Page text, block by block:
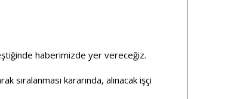
haberimizde yer vereceğiz.
sıralanması kararında, alınacak işçi